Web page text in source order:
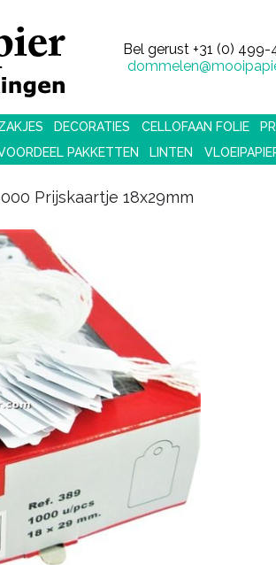
Bel gerust +31 (0) 499-
DECORATIES CELLOFAAN FOLIE
PAKKETTEN LINTEN
Prijskaartje 18x29mm